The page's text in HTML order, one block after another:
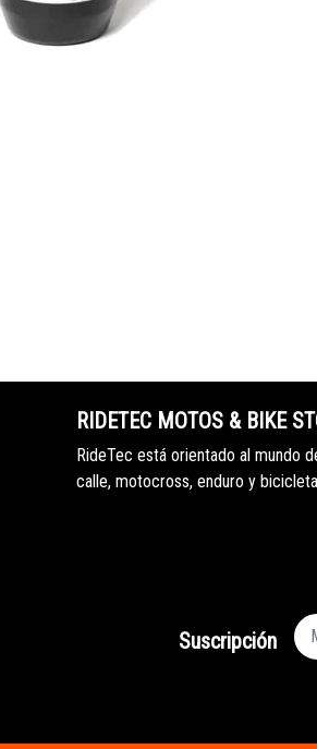
RIDETEC MOTOS & BIKE
RideTec está orientado al mundo
calle, motocross, enduro y
Suscripción